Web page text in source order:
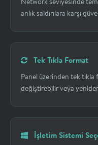
anlık saldırılara karşı
Tek Tıkla Format
Panel üzerinden tek
değiştirebilir veya
İşletim Sistemi